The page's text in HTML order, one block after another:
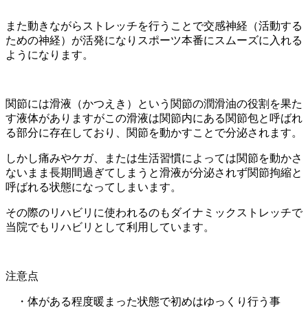
また動きながらストレッチを行うことで交感神経（活動する
ための神経）が活発になりスポーツ本番にスムーズに入れる
ようになります。
関節には滑液（かつえき）という関節の潤滑油の役割を果た
す液体がありますがこの滑液は関節内にある関節包と呼ばれ
る部分に存在しており、関節を動かすことで分泌されます。
しかし痛みやケガ、または生活習慣によっては関節を動かさ
ないまま長期間過ぎてしまうと滑液が分泌されず関節拘縮と
呼ばれる状態になってしまいます。
その際のリハビリに使われるのもダイナミックストレッチで
当院でもリハビリとして利用しています。
注意点
・体がある程度暖まった状態で初めはゆっくり行う事